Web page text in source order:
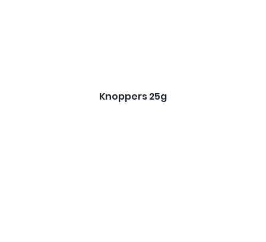
Knoppers 25g